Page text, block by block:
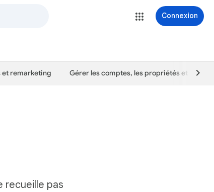
Connexion
et remarketing Gérer les comptes, les propriétés et les
recueille pas